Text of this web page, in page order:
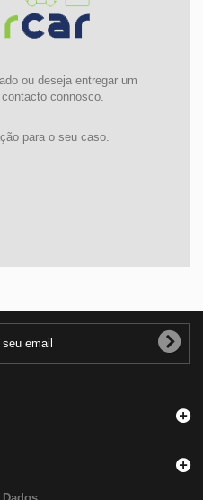
ou deseja entregar um
connosco.
para o seu caso.